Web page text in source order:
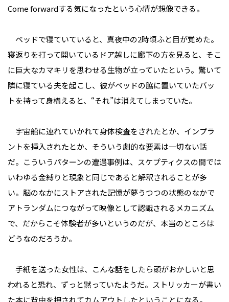
Come forwardする気になったという心情が想像できる。
ベッドで寝ていていると、真夜中の2時頃ふと目が覚めた。
寝返りを打って開いているドア越しに廊下の方を見ると、そこ
に巨大なカマキリを思わせる生物が立っていたという。驚いて
隣に寝ている夫を起こし、彼がベッドの脇に置いていたバッ
トを持って身構えると、“それ”は消えてしまっていた。
宇宙船に連れていかれて身体検査をされたとか、インプラ
ントを挿入されたとか、そういう劇的な要素は一切ない話
だ。こういうパターンの遭遇事例は、スケプティクスの間では
いわゆる金縛りと現象と同じであると解釈されることが多
い。脳のなかにストアされた記憶が夢うつつの状態のなかで
アトランダムにつながって映像として認識されるメカニズム
で、だからこそ体験者が多いというのだが、本当のところは
どうなのだろうか。
手紙を送った女性は、こんな話をしたら頭がおかしいと思
われると恐れ、ずっと黙っていたようだ。ストリッカーが書い
た本に背中を押されてカムアウトしたということになる。